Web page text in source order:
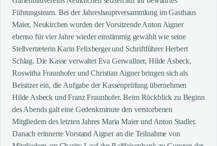
Führungsteam. Bei der Jahreshauptversammlung im Gasthaus
Maier, Neukirchen wurden der Vorsitzende Anton Aigner
ebenso für vier Jahre wieder einstimmig gewählt wie seine
Stellvertreterin Karin Felixberger und Schriftführer Herbert
Schlag. Die Kasse verwaltet Eva Gerwallner, Hilde Asbeck,
Roswitha Fraunhofer und Christian Aigner bringen sich als
Beisitzer ein, die Aufgabe der Kassenprüfung übernehmen
Hilde Asbeck und Franz Fraunhofer. Beim Rückblick zu Beginn
des Abends galt eine Gedenkminute den verstorbenen
Mitgliedern des letzten Jahres Maria Maier und Anton Stadler.
Danach erinnerte Vorstand Aigner an die Teilnahme von